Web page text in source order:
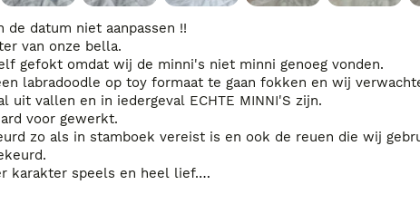
datum niet aanpassen !!
van onze bella.
gefokt omdat wij de minni's niet minni genoeg vonden.
labradoodle op toy formaat te gaan fokken en wij
uit vallen en in iedergeval ECHTE MINNI'S zijn.
voor gewerkt.
zo als in stamboek vereist is en ook de reuen die wij
karakter speels en heel lief.